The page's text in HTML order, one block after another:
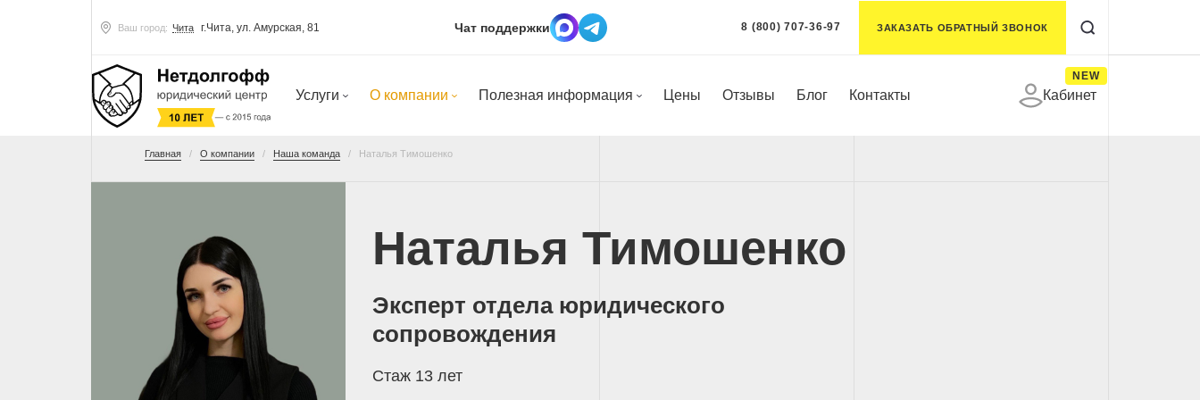
Ваш город: Чита г.Чита, ул. Амурская, 81 Чат поддержки 8 (800) 707-36-97 ЗАКАЗАТЬ ОБРАТНЫЙ ЗВОНОК
Услуги О компании Полезная информация Цены Отзывы Блог Контакты Кабинет
NEW
Главная О компании Наша команда Наталья Тимошенко
Наталья Тимошенко
Эксперт отдела юридического
сопровождения
Стаж 13 лет